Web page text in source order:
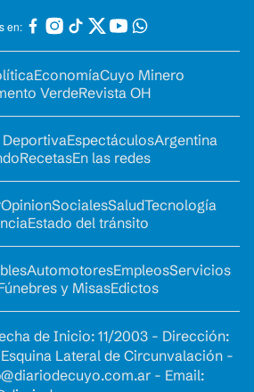
en:
EconomíaCuyo Minero
VerdeRevista OH
DeportivaEspectáculosArgentina
RecetasEn las redes
OpinionSocialesSaludTecnología
Estado del tránsito
AutomotoresEmpleosServicios
y MisasEdictos
de Inicio: 11/2003 - Dirección:
Lateral de Circunvalación -
- Email: